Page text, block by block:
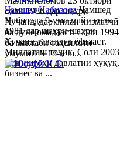
Ҷамшед НабизодаҶамшед
Набизода 9-уми майи соли
1981 дар шаҳри шаҳри
Хуҷанд таваллуд ёфтааст.
Миллаташ тоҷик. Соли 2003
Донишгоҳи давлатии ҳуқуқ,
бизнес ва ...
соли 1986 дар шаҳри
Хуҷанд, дар оилаи хизматчӣ
ба дунё омадааст. Соли 1994
ба мактаби таҳсилоти
умумии №18-и ш...